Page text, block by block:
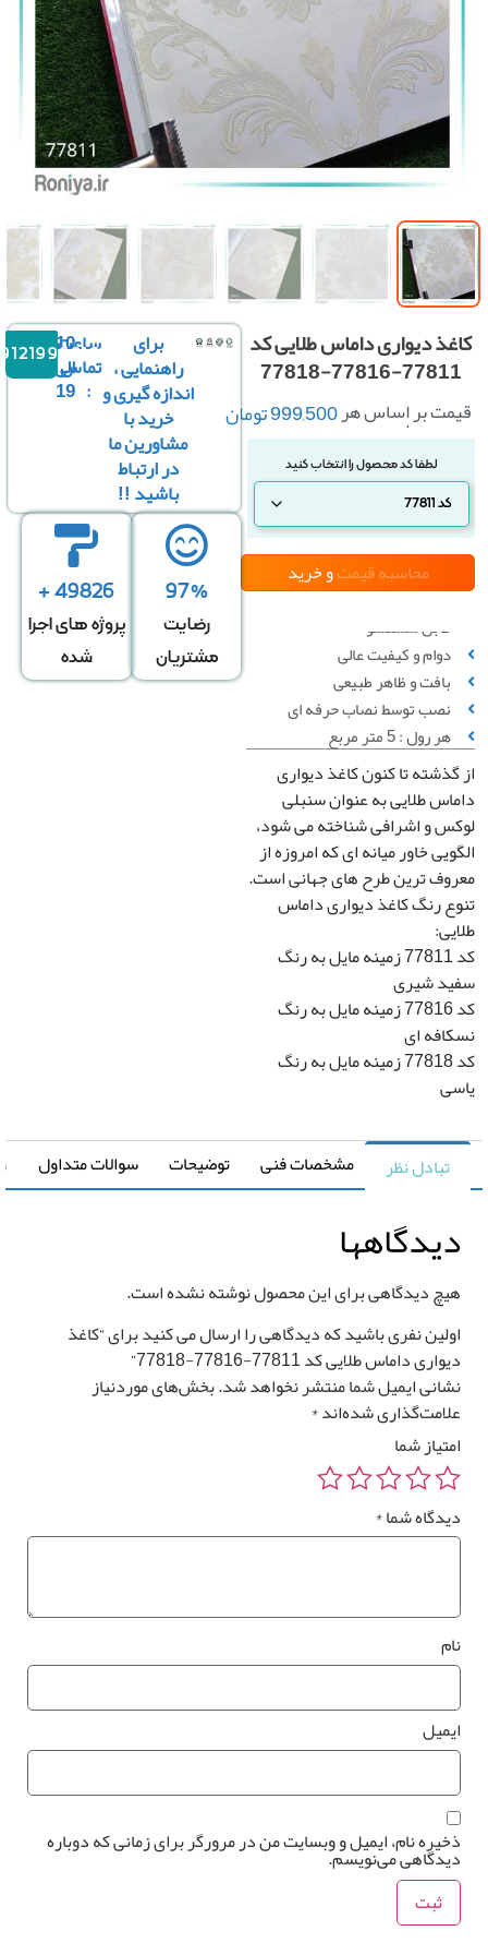
دیواری داماس طلایی کد
77811-77816-
بر اساس هر
رول : 999,500تومان
قابل شستشو
دوام و کیفیت عالی
بافت و ظاهر طبیعی
نصب توسط نصاب حرفه ای
هر رول : 5 متر مربع
محاسبه قیمتو خرید
رول
محاسبه بر
اساس متراژ
دیوار
محاسبه بر
اساس متراژ
منزل
تعداد رول
0 تومان
*
تا کنون کاغذ دیواری
طلایی به عنوان سنبلی
و اشرافی شناخته می شود،
خاور میانه ای که امروزه از
ترین طرح های جهانی است.
رنگ کاغذ دیواری داماس
کد 77811 زمینه مایل به رنگ
شیری
کد 77816 زمینه مایل به رنگ
ای
کد 77818 زمینه مایل به رنگ
برای
راهنمایی ،
اندازه گیری و
خرید با
مشاورین ما
در ارتباط
باشید !!
ساعت
تماس
:
10
الی
19
09121996816
97%
رضایت
مشتریان
49826 +
پروژه های اجرا
تبادل نظر مشخصات فنی توضیحات سوالات متداول
دیدگاهی برای این محصول نوشته نشده است.
نفری باشید که دیدگاهی را ارسال می کنید برای “کاغذ
داماس طلایی کد 77811-77816-77818”
ایمیل شما منتشر نخواهد شد. بخش‌های موردنیاز
شده‌اند*
شما
شما*
نام، ایمیل و وبسایت من در مرورگر برای زمانی که دوباره
می‌نویسم.